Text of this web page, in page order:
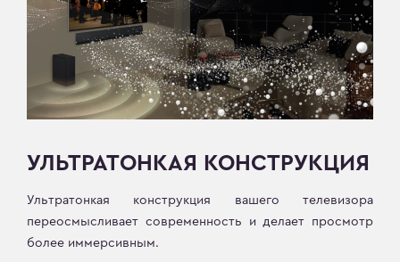
УЛЬТРАТОНКАЯ КОНСТРУКЦИЯ
Ультратонкая конструкция вашего телевизора
переосмысливает современность и делает просмотр
более иммерсивным.